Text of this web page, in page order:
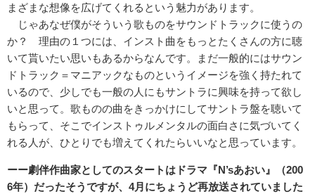
まざまな想像を広げてくれるという魅力があります。
じゃあなぜ僕がそういう歌ものをサウンドトラックに使うの
か？ 理由の１つには、インスト曲をもっとたくさんの方に聴
いて貰いたい思いもあるからなんです。まだ一般的にはサウン
ドトラック＝マニアックなものというイメージを強く持たれて
いるので、少しでも一般の人にもサントラに興味を持って欲し
いと思って。歌ものの曲をきっかけにしてサントラ盤を聴いて
もらって、そこでインストゥルメンタルの面白さに気づいてく
れる人が、ひとりでも増えてくれたらいいなと思っています。
ーー劇伴作曲家としてのスタートはドラマ『N’sあおい』（200
6年）だったそうですが、 4月にちょうど再放送されていました